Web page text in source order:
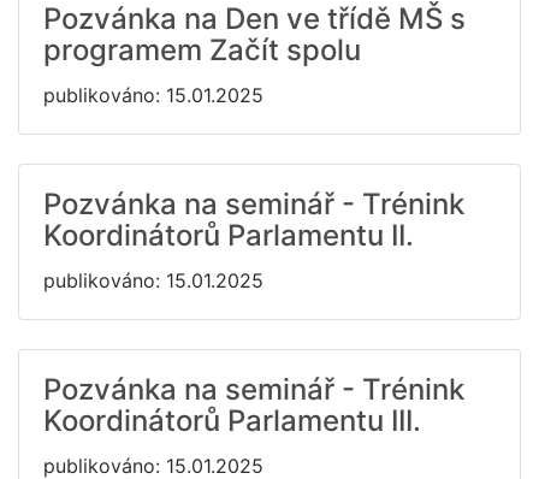
Pozvánka na Den ve třídě MŠ s
programem Začít spolu
publikováno: 15.01.2025
Pozvánka na seminář - Trénink
Koordinátorů Parlamentu II.
publikováno: 15.01.2025
Pozvánka na seminář - Trénink
Koordinátorů Parlamentu III.
publikováno: 15.01.2025